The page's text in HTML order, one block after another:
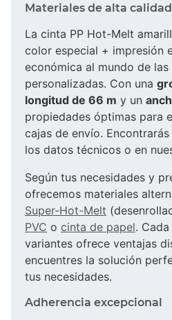
Materiales de alta calidad
La cinta PP Hot-Melt
color especial + impresión
económica al mundo de las
personalizadas. Con una
longitud de 66 m y un
propiedades óptimas para
cajas de envío.
los datos técnicos o en
Según tus necesidades y
ofrecemos materiales
Super-Hot-Melt
PVC o cinta de papel.
variantes ofrece ventajas
encuentres la solución
tus necesidades.
Adherencia excepcional